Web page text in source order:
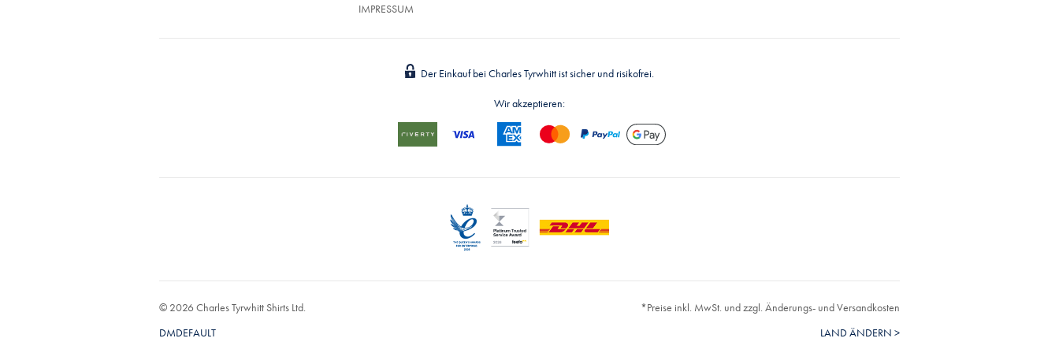
IMPRESSUM
Der Einkauf bei Charles Tyrwhitt ist sicher und risikofrei.
Wir akzeptieren:
© 2026 Charles Tyrwhitt Shirts Ltd.
*Preise inkl. MwSt. und zzgl. Änderungs- und Versandkosten
DMDEFAULT
LAND ÄNDERN >